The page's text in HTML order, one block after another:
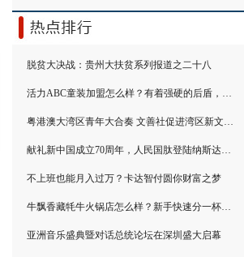
脱贫大决战：贵州大扶贫系列报道之二十八
活力ABC童装加盟怎么样？有着强硬的后盾，在市场
粤港澳大湾区青年大合奏 文善社促进湾区新文化建
献礼新中国成立70周年，人民国肽登陆纳斯达克大
不上班也能月入过万？卡达智付圆你财富之梦
牛飘香藏牦牛火锅店怎么样？新手快速分一杯羹的
亚洲音乐盛典暨对话总统论坛在深圳盛大启幕